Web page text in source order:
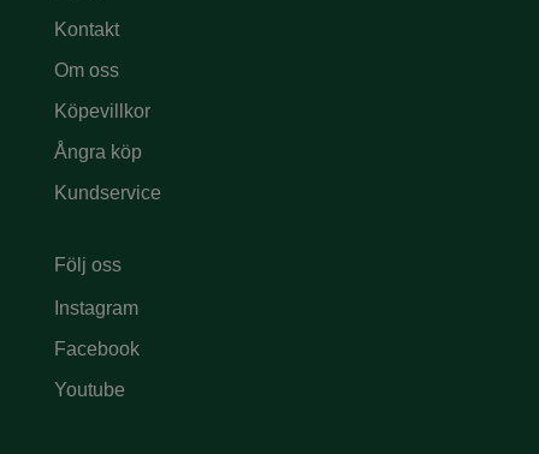
Kontakt
Om oss
Köpevillkor
Ångra köp
Kundservice
Följ oss
Instagram
Facebook
Youtube